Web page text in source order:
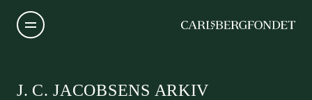
J. C. JACOBSENS ARKIV